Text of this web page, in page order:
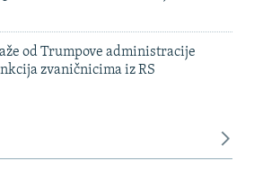
od Trumpove administracije
zvaničnicima iz RS